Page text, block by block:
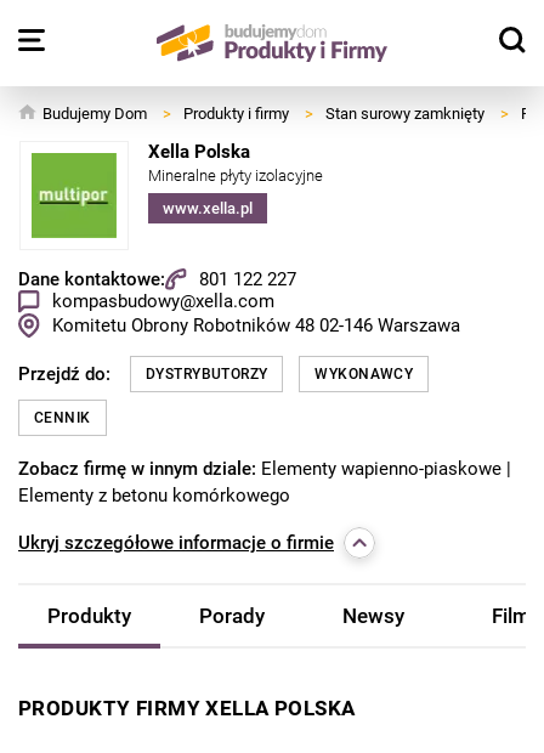
Budujemy Dom > Produkty i firmy > Stan surowy zamknięty >
Xella Polska
Mineralne płyty izolacyjne
www.xella.pl
Dane kontaktowe:
801 122 227
kompasbudowy@xella.com
Komitetu Obrony Robotników 48 02-146 Warszawa
Przejdź do: DYSTRYBUTORZY WYKONAWCY
CENNIK
Zobacz firmę w innym dziale: Elementy wapienno-piaskowe
Elementy z betonu komórkowego
Ukryj szczegółowe informacje o firmie
Produkty Porady Newsy Filmy
PRODUKTY FIRMY XELLA POLSKA